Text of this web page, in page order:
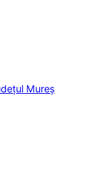
Mureș